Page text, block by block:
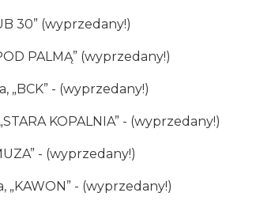
30” (wyprzedany!)
PALMĄ” (wyprzedany!)
„BCK” - (wyprzedany!)
KOPALNIA” - (wyprzedany!)
- (wyprzedany!)
„KAWON” - (wyprzedany!)